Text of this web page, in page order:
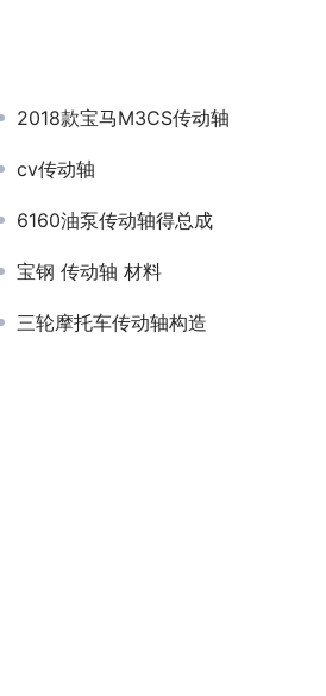
2018款宝马M3CS传动轴
cv传动轴
6160油泵传动轴得总成
宝钢 传动轴 材料
三轮摩托车传动轴构造